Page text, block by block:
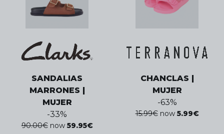
SANDALIAS
MARRONES |
MUJER
-33%
90.00€ now 59.95€
CHANCLAS |
MUJER
-63%
15.99€ now 5.99€